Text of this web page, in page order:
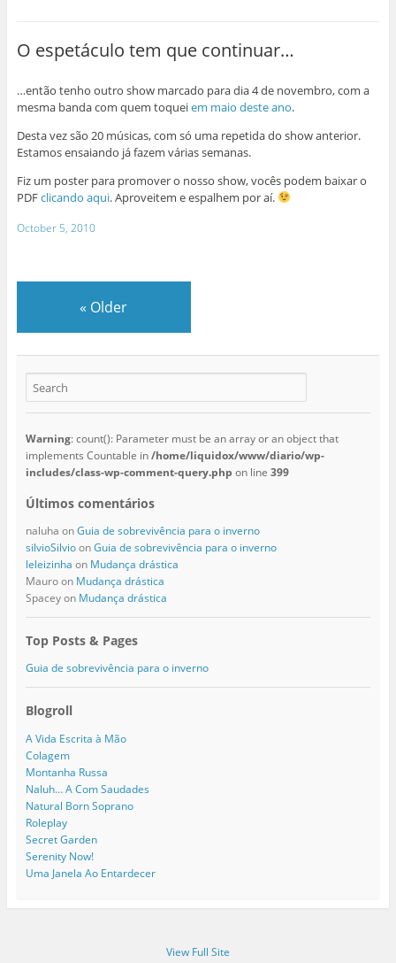
O espetáculo tem que continuar…
…então tenho outro show marcado para dia 4 de novembro, com a
mesma banda com quem toqueiem maio deste ano.
Desta vez são 20 músicas, com só uma repetida do show anterior.
Estamos ensaiando já fazem várias semanas.
Fiz um poster para promover o nosso show, vocês podem baixar o
PDFclicando aqui. Aproveitem e espalhem por aí.
October 5, 2010
« Older
Warning: count(): Parameter must be an array or an object that
implements Countable in/home/liquidox/www/diario/wp-
includes/class-wp-comment-query.php on line 399
Últimos comentários
naluha onGuia de sobrevivência para o inverno
silvioSilvioonGuia de sobrevivência para o inverno
leleizinha on Mudança drástica
Mauroon Mudança drástica
Spaceyon Mudança drástica
Top Posts & Pages
Guia de sobrevivência para o inverno
Blogroll
A Vida Escrita à Mão
Colagem
Montanha Russa
Naluh… A Com Saudades
Natural Born Soprano
Roleplay
Secret Garden
Serenity Now!
Uma Janela Ao Entardecer
View Full Site